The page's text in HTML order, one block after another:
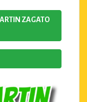
ZAGATO